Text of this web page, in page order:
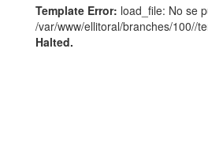
Template Error: load_file: No se
/var/www/ellitoral/branches/100//
Halted.